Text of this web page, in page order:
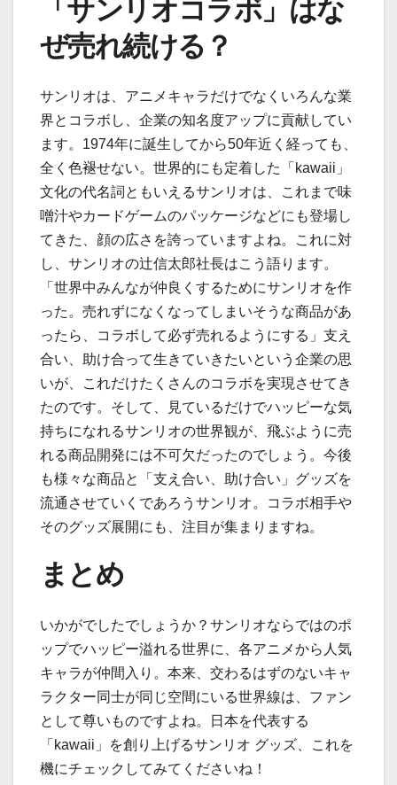
「サンリオコラボ」はな
ぜ売れ続ける？
サンリオは、アニメキャラだけでなくいろんな業
界とコラボし、企業の知名度アップに貢献してい
ます。1974年に誕生してから50年近く経っても、
全く色褪せない。世界的にも定着した「kawaii」
文化の代名詞ともいえるサンリオは、これまで味
噌汁やカードゲームのパッケージなどにも登場し
てきた、顔の広さを誇っていますよね。これに対
し、サンリオの辻信太郎社長はこう語ります。
「世界中みんなが仲良くするためにサンリオを作
った。売れずになくなってしまいそうな商品があ
ったら、コラボして必ず売れるようにする」支え
合い、助け合って生きていきたいという企業の思
いが、これだけたくさんのコラボを実現させてき
たのです。そして、見ているだけでハッピーな気
持ちになれるサンリオの世界観が、飛ぶように売
れる商品開発には不可欠だったのでしょう。今後
も様々な商品と「支え合い、助け合い」グッズを
流通させていくであろうサンリオ。コラボ相手や
そのグッズ展開にも、注目が集まりますね。
まとめ
いかがでしたでしょうか？サンリオならではのポ
ップでハッピー溢れる世界に、各アニメから人気
キャラが仲間入り。本来、交わるはずのないキャ
ラクター同士が同じ空間にいる世界線は、ファン
として尊いものですよね。日本を代表する
「kawaii」を創り上げるサンリオ グッズ、これを
機にチェックしてみてくださいね！